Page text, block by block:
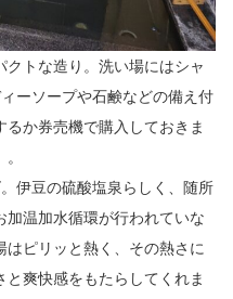
トな造り。洗い場にはシャ
ーソープや石鹸などの備え付
か券売機で購入しておきま
伊豆の硫酸塩泉らしく、随所
加温加水循環が行われていな
ピリッと熱く、その熱さに
爽快感をもたらしてくれま